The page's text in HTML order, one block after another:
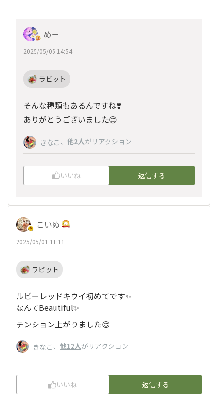
めー
2025/05/05 14:54
ラビット
そんな種類もあるんですね❣️
ありがとうございました😊
きなこ 、 他2人がリアクション
いいね 返信する
こいぬ
2025/05/01 11:11
ラビット
ルビーレッドキウイ初めてです✨
なんてBeautiful✨
テンション上がりました😊
きなこ 、 他12人がリアクション
いいね 返信する